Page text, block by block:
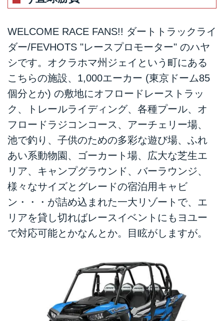
WELCOME RACE FANS!! ダートトラックライ
ダー/FEVHOTS "レースプロモーター" のハヤ
シです。オクラホマ州ジェイという町にある
こちらの施設、1,000エーカー (東京ドーム85
個分とか) の敷地にオフロードレーストラッ
ク、トレールライディング、各種プール、オ
フロードラジコンコース、アーチェリー場、
池で釣り、子供のための多彩な遊び場、ふれ
あい系動物園、ゴーカート場、広大な芝生エ
リア、キャンプグラウンド、バーラウンジ、
様々なサイズとグレードの宿泊用キャビ
ン・・・が詰め込まれた一大リゾートで、エ
リアを貸し切ればレースイベントにもヨユー
で対応可能とかなんとか。目眩がしますが。